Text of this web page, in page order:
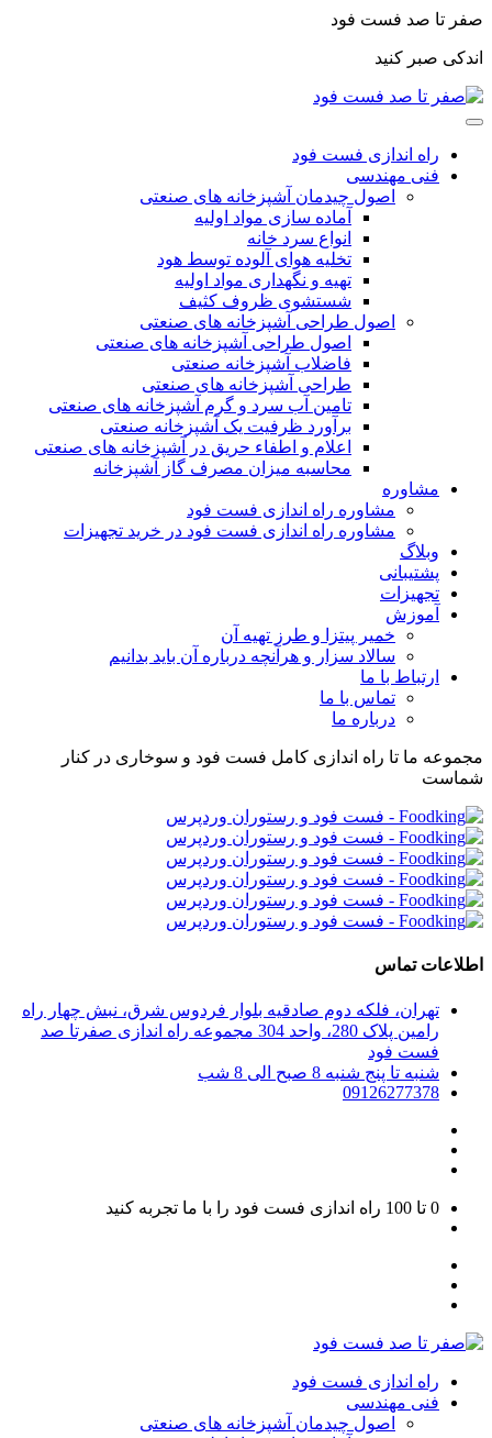
صفر تا صد فست فود
اندکی صبر کنید
راه اندازی فست فود
فنی مهندسی
اصول چیدمان آشپزخانه های صنعتی
آماده سازی مواد اولیه
انواع سرد خانه
تخلیه هوای آلوده توسط هود
تهیه و نگهداری مواد اولیه
شستشوی ظروف کثیف
اصول طراحی آشپزخانه های صنعتی
اصول طراحی آشپزخانه های صنعتی
فاضلاب آشپزخانه صنعتی
طراحی آشپزخانه های صنعتی
تامین آب سرد و گرم آشپزخانه های صنعتی
برآورد ظرفیت یک آشپزخانه صنعتی
اعلام و اطفاء حریق در آشپزخانه های صنعتی
محاسبه میزان مصرف گاز آشپزخانه
مشاوره
مشاوره راه اندازی فست فود
مشاوره راه اندازی فست فود در خرید تجهیزات
وبلاگ
پشتیبانی
تجهیزات
آموزش
خمیر پیتزا و طرز تهیه آن
سالاد سزار و هرآنچه درباره آن باید بدانیم
ارتباط با ما
تماس با ما
درباره ما
مجموعه ما تا راه اندازی کامل فست فود و سوخاری در کنار
شماست
اطلاعات تماس
تهران، فلکه دوم صادقیه بلوار فردوس شرق، نبش چهار راه
رامین پلاک 280، واحد 304 مجموعه راه اندازی صفرتا صد
فست فود
شنبه تا پنج شنبه 8 صبح الی 8 شب
09126277378
0 تا 100 راه اندازی فست فود را با ما تجربه کنید
راه اندازی فست فود
فنی مهندسی
اصول چیدمان آشپزخانه های صنعتی